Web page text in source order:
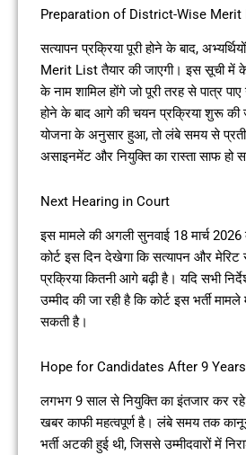
Preparation of District-Wise Merit
सत्यापन प्रक्रिया पूरी होने के बाद,
Merit List तैयार की जाएगी। इस सूची
के नाम शामिल होंगे जो पूरी तरह से पात्र
होने के बाद आगे की चयन प्रक्रिया शुरू
योजना के अनुसार हुआ, तो लंबे समय से
असाइनमेंट और नियुक्ति का रास्ता साफ हो
Next Hearing in Court
इस मामले की अगली सुनवाई 18 मार्च 2026
कोर्ट इस दिन देखेगा कि सत्यापन और
प्रक्रिया कितनी आगे बढ़ी है। यदि सभी
उम्मीद की जा रही है कि कोर्ट इस भर्ती
सकती है।
Hope for Candidates After 9 Years
लगभग 9 साल से नियुक्ति का इंतजार कर रहे
खबर काफी महत्वपूर्ण है। लंबे समय तक
भर्ती अटकी हुई थी, जिससे उम्मीदवारों में